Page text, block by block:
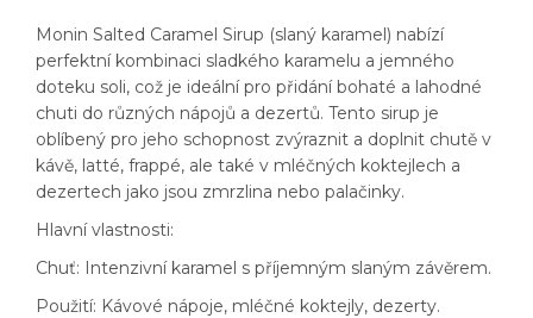
Monin Salted Caramel Sirup (slaný karamel) nabízí
perfektní kombinaci sladkého karamelu a jemného
doteku soli, což je ideální pro přidání bohaté a lahodné
chuti do různých nápojů a dezertů. Tento sirup je
oblíbený pro jeho schopnost zvýraznit a doplnit chutě v
kávě, latté, frappé, ale také v mléčných koktejlech a
dezertech jako jsou zmrzlina nebo palačinky.
Hlavní vlastnosti:
Chuť: Intenzivní karamel s příjemným slaným závěrem.
Použití: Kávové nápoje, mléčné koktejly, dezerty.